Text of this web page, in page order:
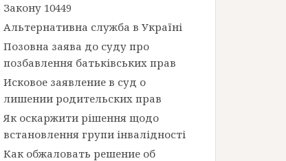
Закону 10449
Альтернативна служба в Україні
Позовна заява до суду про
позбавлення батьківських прав
Исковое заявление в суд о
лишении родительских прав
Як оскаржити рішення щодо
встановлення групи інвалідності
Как обжаловать решение об